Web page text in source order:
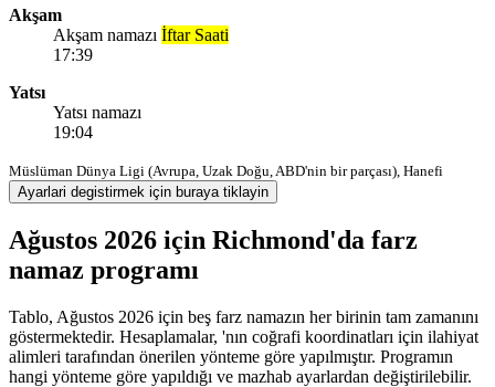
Akşam
Akşam namazı İftar Saati
17:39
Yatsı
Yatsı namazı
19:04
Müslüman Dünya Ligi (Avrupa, Uzak Doğu, ABD'nin bir parçası), Hanefi
Ayarlari degistirmek için buraya tiklayin
Ağustos 2026 için Richmond'da farz
namaz programı
Tablo, Ağustos 2026 için beş farz namazın her birinin tam zamanını
göstermektedir. Hesaplamalar, 'nın coğrafi koordinatları için ilahiyat
alimleri tarafından önerilen yönteme göre yapılmıştır. Programın
hangi yönteme göre yapıldığı ve mazhab ayarlardan değiştirilebilir.